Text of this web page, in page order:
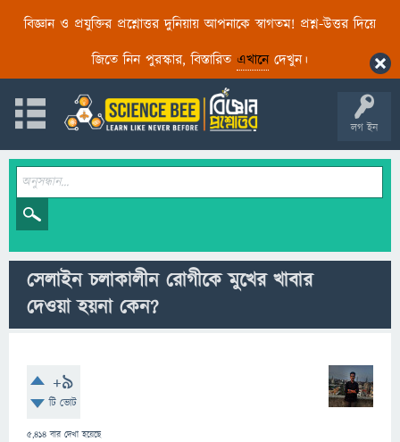
বিজ্ঞান ও প্রযুক্তির প্রশ্নোত্তর দুনিয়ায় আপনাকে স্বাগতম! প্রশ্ন-উত্তর দিয়ে
জিতে নিন পুরস্কার, বিস্তারিত এখানেদেখুন।
লগ ইন
সেলাইন চলাকালীন রোগীকে মুখের খাবার
দেওয়া হয়না কেন?
+9
টি ভোট
5,414 বার দেখা হয়েছে